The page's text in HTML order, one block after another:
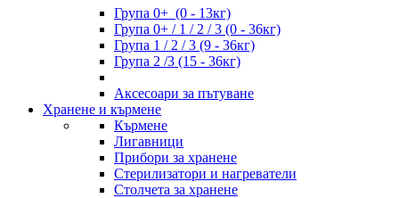
Група 0+ (0 - 13кг)
Група 0+ / 1 / 2 / 3 (0 - 36кг)
Група 1 / 2 / 3 (9 - 36кг)
Група 2 /3 (15 - 36кг)
Аксесоари за пътуване
Хранене и кърмене
Кърмене
Лигавници
Прибори за хранене
Стерилизатори и нагреватели
Столчета за хранене